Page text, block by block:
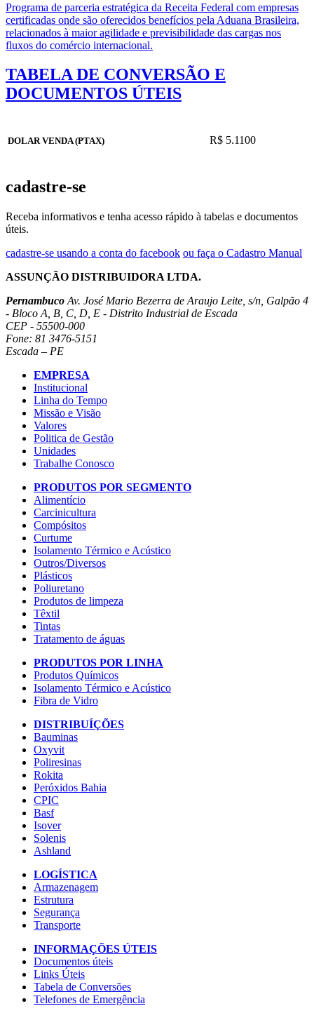
Programa de parceria estratégica da Receita Federal com empresas
certificadas onde são oferecidos benefícios pela Aduana Brasileira,
relacionados à maior agilidade e previsibilidade das cargas nos
fluxos do comércio internacional.
TABELA DE CONVERSÃO E
DOCUMENTOS ÚTEIS
DOLAR VENDA (PTAX) R$ 5.1100
cadastre-se
Receba informativos e tenha acesso rápido à tabelas e documentos
úteis.
cadastre-se usando a conta do facebook ou faça o Cadastro Manual
ASSUNÇÃO DISTRIBUIDORA LTDA.
Pernambuco Av. José Mario Bezerra de Araujo Leite, s/n, Galpão 4
- Bloco A, B, C, D, E - Distrito Industrial de Escada
CEP - 55500-000
Fone: 81 3476-5151
Escada – PE
EMPRESA
Institucional
Linha do Tempo
Missão e Visão
Valores
Politica de Gestão
Unidades
Trabalhe Conosco
PRODUTOS POR SEGMENTO
Alimentício
Carcinicultura
Compósitos
Curtume
Isolamento Térmico e Acústico
Outros/Diversos
Plásticos
Poliuretano
Produtos de limpeza
Têxtil
Tintas
Tratamento de águas
PRODUTOS POR LINHA
Produtos Químicos
Isolamento Térmico e Acústico
Fibra de Vidro
DISTRIBUÍÇÕES
Bauminas
Oxyvit
Poliresinas
Rokita
Peróxidos Bahia
CPIC
Basf
Isover
Solenis
Ashland
LOGÍSTICA
Armazenagem
Estrutura
Segurança
Transporte
INFORMAÇÕES ÚTEIS
Documentos úteis
Links Úteis
Tabela de Conversões
Telefones de Emergência